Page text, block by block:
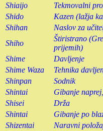
Shiaijo
Tekmovalni
Shido
Kazen (lažja
Shihan
Naslov za
Shiho
Štiristrano
prijemih)
Shime
Davljenje
Shime Waza
Tehnika
Shinpan
Sodnik
Shintai
Gibanje
Shisei
Drža
Shintai
Gibanje po
Shizentai
Naravni